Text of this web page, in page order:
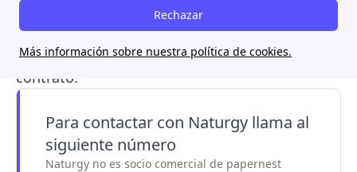
Rechazar
Más información sobre nuestra política de cookies.
pueden gestionar sus servicios a través de la
app de Naturgy, y tienen disponibles números
de contacto para urgencias y modificaciones de
contrato.
Para contactar con Naturgy llama al
siguiente número
Naturgy no es socio comercial de papernest